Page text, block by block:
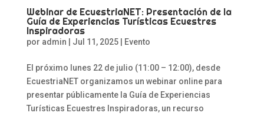
Webinar de EcuestriaNET: Presentación de la
Guía de Experiencias Turísticas Ecuestres
Inspiradoras
por admin Jul 11, 2025| Evento
El próximo lunes 22 de julio (11:00 – 12:00), desde
EcuestriaNET organizamos un webinar online para
presentar públicamente la Guía de Experiencias
Turísticas Ecuestres Inspiradoras, un recurso